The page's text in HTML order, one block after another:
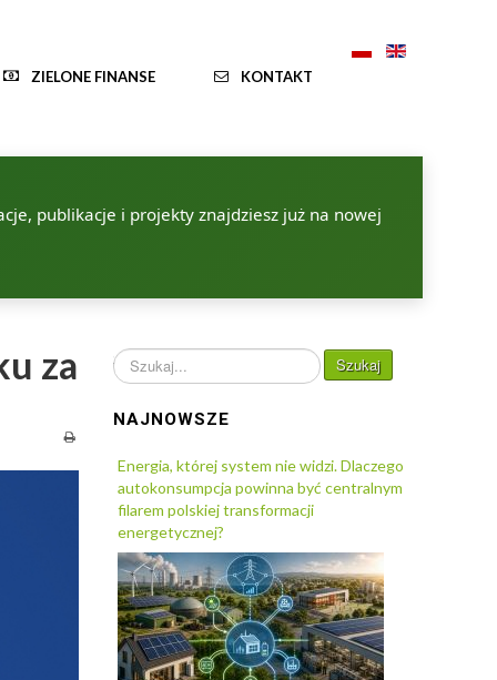
ZIELONE FINANSE KONTAKT
publikacje i projekty znajdziesz już na nowej
za
Szukaj... Szukaj
NAJNOWSZE
Energia, której system nie widzi. Dlaczego
autokonsumpcja powinna być centralnym
filarem polskiej transformacji
energetycznej?